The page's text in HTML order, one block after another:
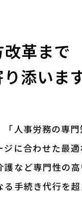
革まで
添いま
人事労務の専
に合わせた最
など専門性の
手続き代行を